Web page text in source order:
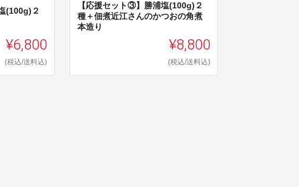
(100g)２
¥6,800
(税込/送料込)
【応援セット③】勝浦塩(100g)２
種＋佃煮近江さんのかつおの角煮
本造り
¥8,800
(税込/送料込)